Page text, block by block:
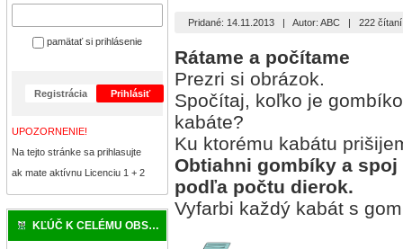
pamätať si prihlásenie
Registrácia Prihlásiť
UPOZORNENIE!
Na tejto stránke sa prihlasujte
ak mate aktívnu Licenciu 1 + 2
KĽÚČ K CELÉMU OBSAHU
Pridané: 14.11.2013 |Autor: ABC |222
Rátame a počítame
Prezri si obrázok.
Spočítaj, koľko je
kabáte?
Ku ktorému kabátu
Obtiahni gombíky a
podľa počtu dierok.
Vyfarbi každý kabát s